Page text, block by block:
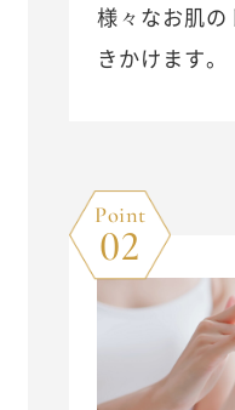
様々なお肌
きかけます。
Point
02